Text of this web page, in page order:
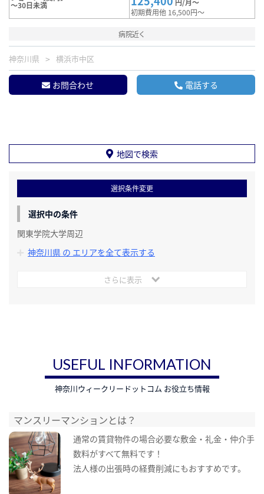
～30日未満
円/月～
初期費用他 16,500円～
病院近く
神奈川県 横浜市中区
お問合わせ 電話する
地図で検索
選択条件変更
選択中の条件
関東学院大学周辺
神奈川県 の エリアを全て表示する
さらに表示
USEFUL INFORMATION
神奈川ウィークリードットコム お役立ち情報
マンスリーマンションとは？
通常の賃貸物件の場合必要な敷金・礼金・仲介手
数料がすべて無料です！
法人様の出張時の経費削減にもおすすめです。